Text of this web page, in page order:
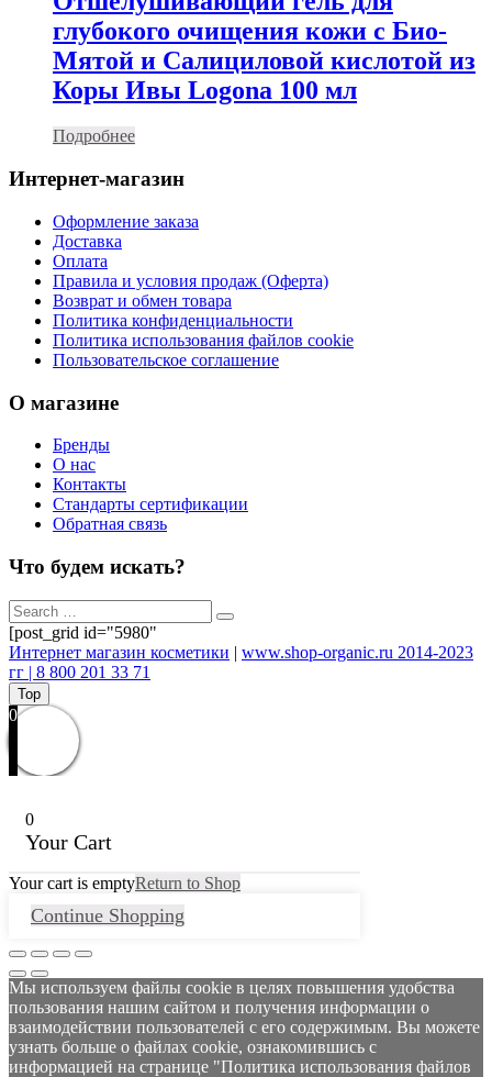
глубокого очищения кожи с Био-
Мятой и Салициловой кислотой из
Коры Ивы Logona 100 мл
Подробнее
Интернет-магазин
Оформление заказа
Доставка
Оплата
Правила и условия продаж (Оферта)
Возврат и обмен товара
Политика конфиденциальности
Политика использования файлов cookie
Пользовательское соглашение
О магазине
Бренды
О нас
Контакты
Стандарты сертификации
Обратная связь
Что будем искать?
[post_grid id="5980"
Интернет магазин косметики | www.shop-organic.ru 2014-2023
гг | 8 800 201 33 71
Top
0
0
Your Cart
Your cart is emptyReturn to Shop
Continue Shopping
Мы используем файлы cookie в целях повышения удобства
пользования нашим сайтом и получения информации о
взаимодействии пользователей с его содержимым. Вы можете
узнать больше о файлах cookie, ознакомившись с
информацией на странице "Политика использования файлов